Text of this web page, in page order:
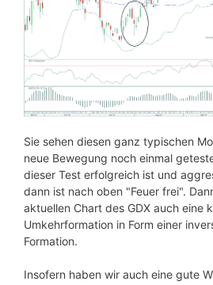
Sie sehen diesen ganz typischen
neue Bewegung noch einmal
dieser Test erfolgreich ist und
dann ist nach oben "Feuer frei".
aktuellen Chart des GDX auch eine
Umkehrformation in Form einer
Formation.
Insofern haben wir auch eine gute